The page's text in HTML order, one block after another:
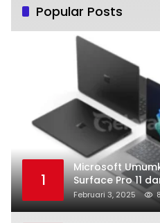
Popular Posts
1
Microsoft
Surface Pro 11
Februari 3, 2025